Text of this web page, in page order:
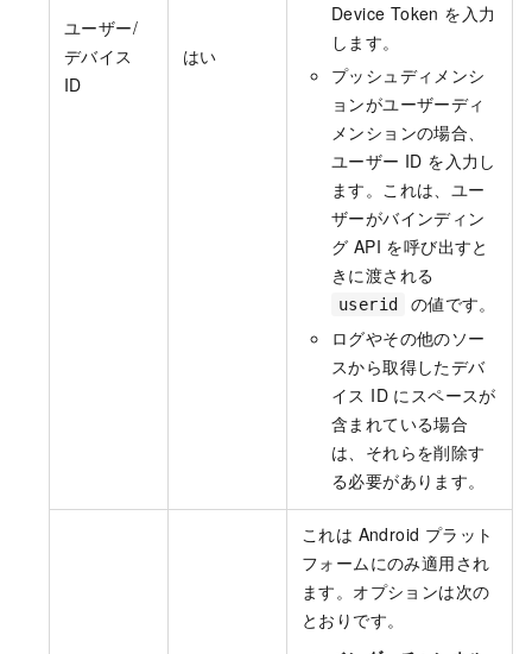
ユーザー/
デバイス
ID
はい
Device Token を入力
します。
プッシュディメンシ
ョンがユーザーディ
メンションの場合、
ユーザー ID を入力し
ます。これは、ユー
ザーがバインディン
グ API を呼び出すと
きに渡される
userid
の値です。
ログやその他のソー
スから取得したデバ
イス ID にスペースが
含まれている場合
は、それらを削除す
る必要があります。
これは Android プラット
フォームにのみ適用され
ます。オプションは次の
とおりです。